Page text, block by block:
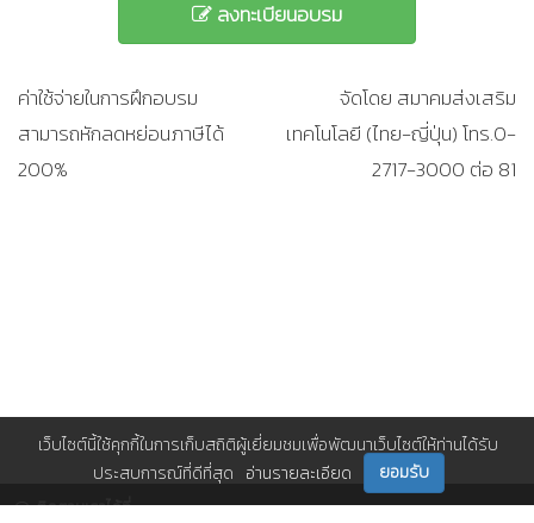
ลงทะเบียนอบรม
ค่าใช้จ่ายในการฝึกอบรม
สามารถหักลดหย่อนภาษีได้
200%
จัดโดย สมาคมส่งเสริม
เทคโนโลยี (ไทย-ญี่ปุ่น) โทร.0-
2717-3000 ต่อ 81
ติดตามเราได้ที่
เว็บไซต์นี้ใช้คุกกี้ในการเก็บสถิติผู้เยี่ยมชมเพื่อพัฒนาเว็บไซต์ให้ท่านได้รับ
ประสบการณ์ที่ดีที่สุด อ่านรายละเอียด ยอมรับ